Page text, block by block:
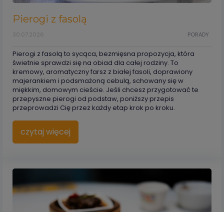
Pierogi z fasolą
PORADY
30.07.2026
Pierogi z fasolą to sycąca, bezmięsna propozycja, która
świetnie sprawdzi się na obiad dla całej rodziny. To
kremowy, aromatyczny farsz z białej fasoli, doprawiony
majerankiem i podsmażoną cebulą, schowany się w
miękkim, domowym cieście. Jeśli chcesz przygotować te
przepyszne pierogi od podstaw, poniższy przepis
przeprowadzi Cię przez każdy etap krok po kroku.
czytaj więcej